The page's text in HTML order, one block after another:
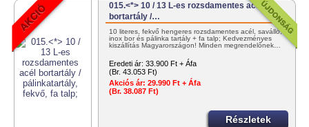
015.<*> 10 / 13 L-es rozsdamentes acél
bortartály /…
10 literes, fekvő hengeres rozsdamentes acél, saválló,
inox bor és pálinka tartály + fa talp; Kedvezményes
kiszállítás Magyarországon! Minden megrendelőnek…
Eredeti ár: 33.900 Ft + Áfa
(Br. 43.053 Ft)
Akciós ár: 29.990 Ft + Áfa
(Br. 38.087 Ft)
Részletek